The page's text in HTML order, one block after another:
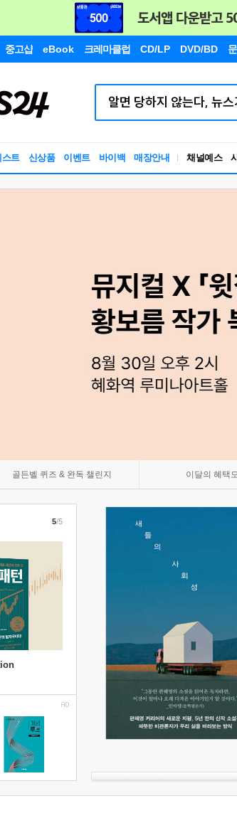
중고샵 eBook 크레마클럽 CD/LP DVD/BD
스트 신상품 이벤트 바이백 매장안내 채널예스
골든벨 퀴즈 & 완독 챌린지 이달의 혜택
5/5